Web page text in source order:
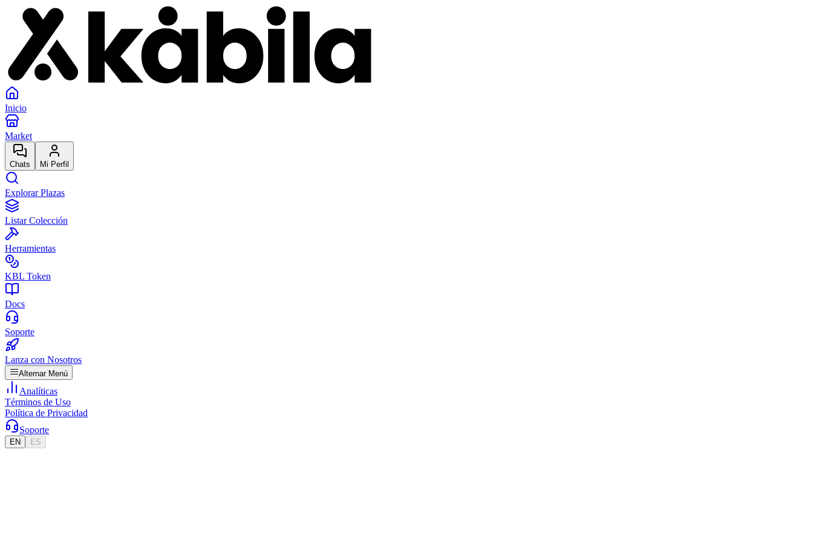
Inicio
Market
Chats Mi Perfil
Explorar Plazas
Listar Colección
Herramientas
KBL Token
Docs
Soporte
Lanza con Nosotros
Alternar Menú
Analíticas
Términos de Uso
Política de Privacidad
Soporte
EN ES